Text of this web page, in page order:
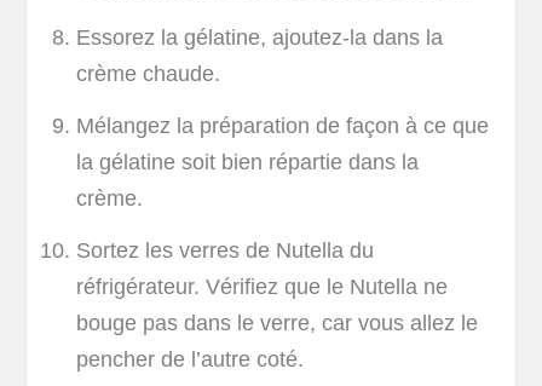
Essorez la gélatine, ajoutez-la dans la
crème chaude.
Mélangez la préparation de façon à ce que
la gélatine soit bien répartie dans la
crème.
Sortez les verres de Nutella du
réfrigérateur. Vérifiez que le Nutella ne
bouge pas dans le verre, car vous allez le
pencher de l’autre coté.